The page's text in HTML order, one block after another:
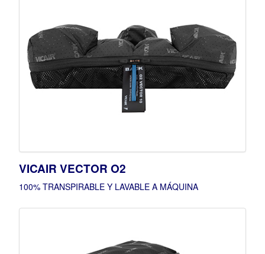
VICAIR VECTOR O2
100% TRANSPIRABLE Y LAVABLE A MÁQUINA